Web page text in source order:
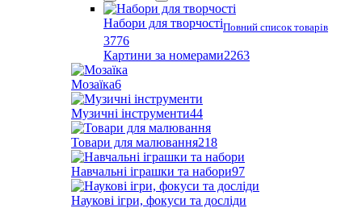
Набори для творчостіПовний список товарів
3776
Картини за номерами2263
Мозаїка6
Музичні інструменти44
Товари для малювання218
Навчальні іграшки та набори97
Наукові ігри, фокуси та досліди